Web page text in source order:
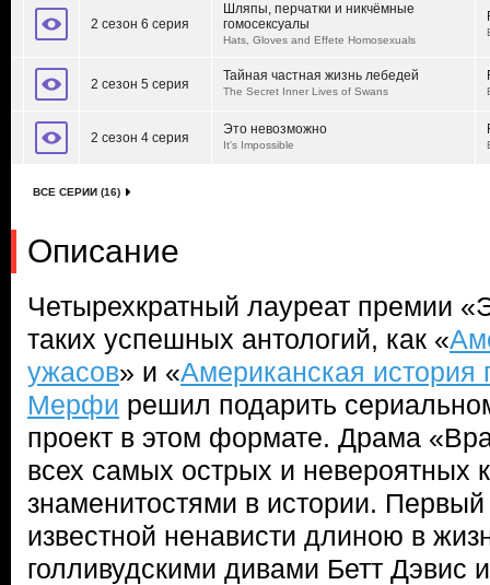
2 сезон 6 серия
Шляпы, перчатки и никчёмные
гомосексуалы
Hats, Gloves and Effete Homosexuals
2 сезон 5 серия
Тайная частная жизнь лебедей
The Secret Inner Lives of Swans
2 сезон 4 серия
Это невозможно
It's Impossible
ВСЕ СЕРИИ (16)
Описание
Четырехкратный лауреат премии
таких успешных антологий, как «
ужасов» и «Американская история
Мерфи решил подарить
проект в этом формате. Драма
всех самых острых и невероятных
знаменитостями в истории.
известной ненависти длиною в
голливудскими дивами Бетт